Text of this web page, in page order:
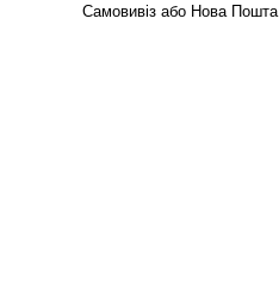
Самовивіз або Нова Пошта